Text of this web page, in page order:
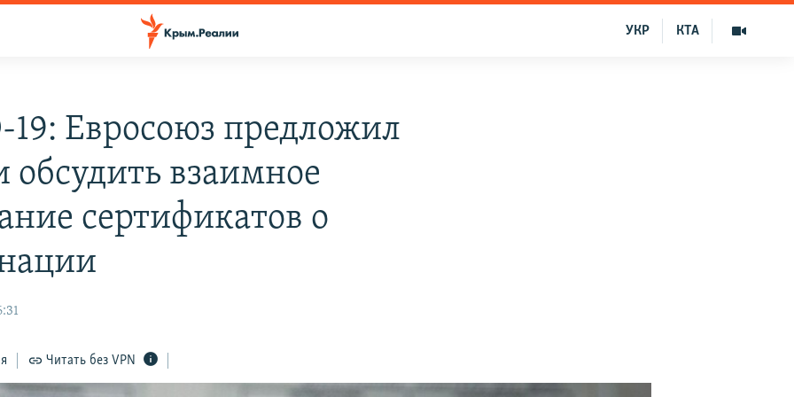
КТА
УКР
19: Евросоюз предложил
обсудить взаимное
сертификатов о
Читать без VPN